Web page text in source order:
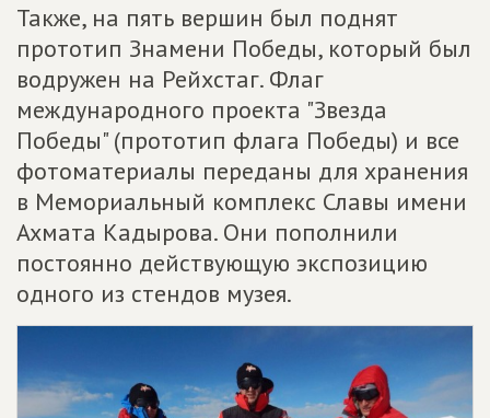
Также, на пять вершин был поднят
прототип Знамени Победы, который был
водружен на Рейхстаг. Флаг
международного проекта "Звезда
Победы" (прототип флага Победы) и все
фотоматериалы переданы для хранения
в Мемориальный комплекс Славы имени
Ахмата Кадырова. Они пополнили
постоянно действующую экспозицию
одного из стендов музея.